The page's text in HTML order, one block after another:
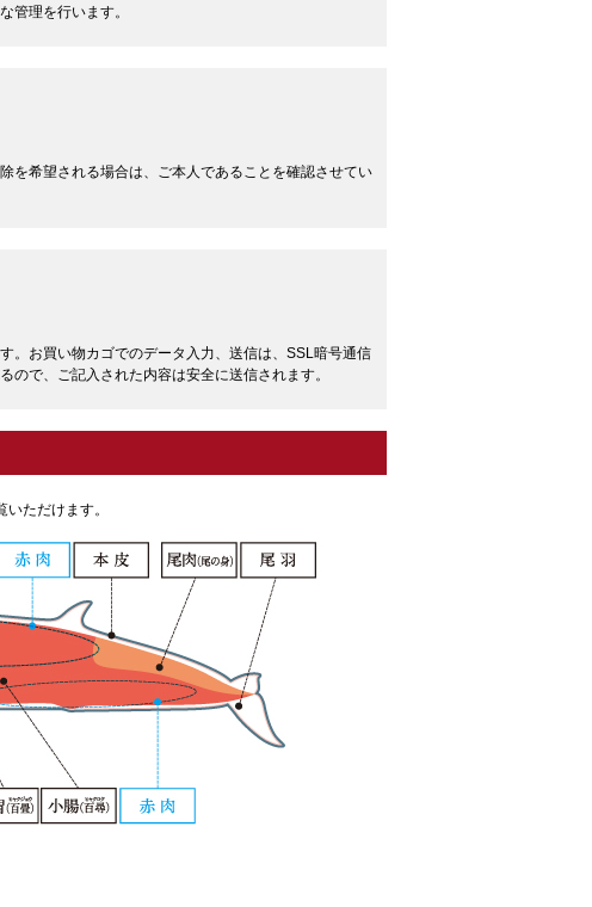
管理を行います。
を希望される場合は、ご本人であることを確認させてい
。お買い物カゴでのデータ入力、送信は、SSL暗号通信
で、ご記入された内容は安全に送信されます。
ただけます。